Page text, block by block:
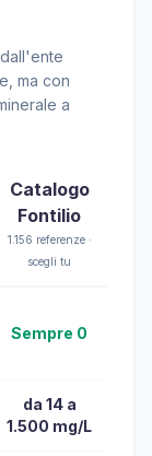
ma con
a
Catalogo
Fontilio
1.156 referenze ·
scegli tu
Sempre 0
da 14 a
1.500 mg/L